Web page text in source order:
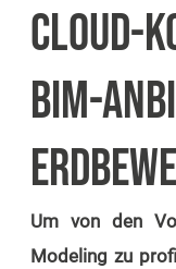
CLOUD-
BIM-
Um von den
Modeling zu